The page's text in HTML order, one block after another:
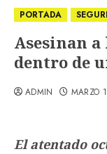
PORTADA
Asesinan a
dentro de
ADMIN MARZO
El atentado